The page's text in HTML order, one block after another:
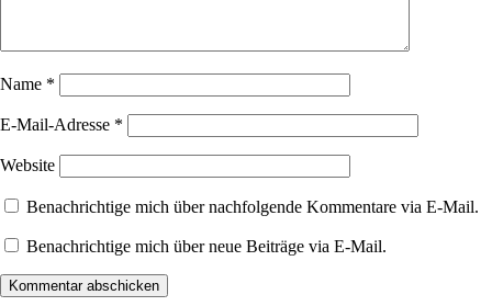
Name *
E-Mail-Adresse *
Website
Benachrichtige mich über nachfolgende Kommentare via E-Mail.
Benachrichtige mich über neue Beiträge via E-Mail.